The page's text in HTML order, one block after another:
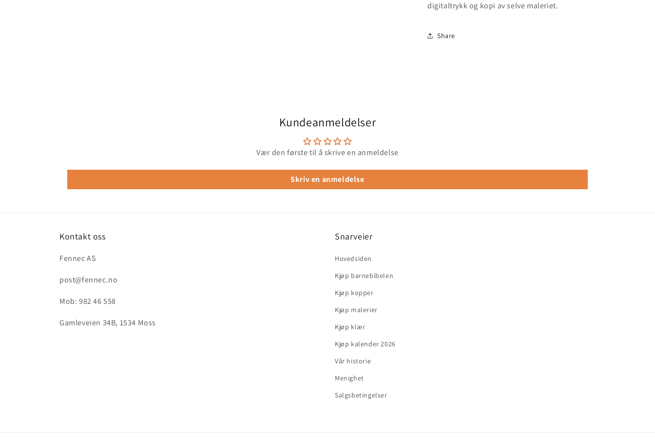
digitaltrykk og kopi av selve maleriet.
Share
Kundeanmeldelser
Vær den første til å skrive en anmeldelse
Skriv en anmeldelse
Kontakt oss
Fennec AS
post@fennec.no
Mob: 982 46 558
Gamleveien 34B, 1534 Moss
Snarveier
Hovedsiden
Kjøp barnebibelen
Kjøp kopper
Kjøp malerier
Kjøp klær
Kjøp kalender 2026
Vår historie
Menighet
Salgsbetingelser